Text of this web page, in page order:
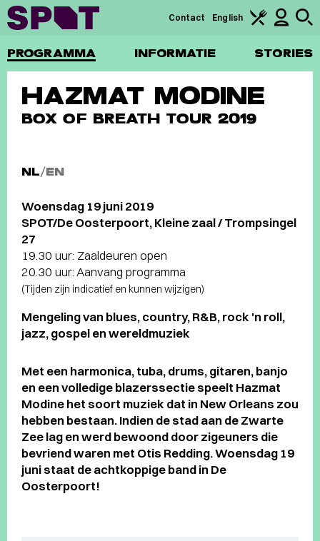
PROGRAMMA INFORMATIE STORIES
Contact English
HAZMAT MODINE
BOX OF BREATH TOUR 2019
NL/EN
Woensdag 19 juni 2019
SPOT/De Oosterpoort, Kleine zaal / Trompsingel
27
19.30 uur: Zaaldeuren open
20.30 uur: Aanvang programma
(Tijden zijn indicatief en kunnen wijzigen)
Mengeling van blues, country, R&B, rock 'n roll,
jazz, gospel en wereldmuziek
Met een harmonica, tuba, drums, gitaren, banjo
en een volledige blazerssectie speelt Hazmat
Modine het soort muziek dat in New Orleans zou
hebben bestaan. Indien de stad aan de Zwarte
Zee lag en werd bewoond door zigeuners die
bevriend waren met Otis Redding.Woensdag 19
juni staat de achtkoppige band in De
Oosterpoort!